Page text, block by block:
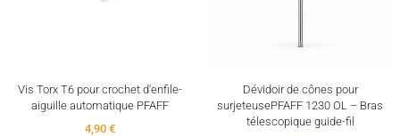
Vis Torx T6 pour crochet d'enfile-
aiguille automatique PFAFF
4,90 €
Dévidoir de cônes pour
surjeteusePFAFF 1230 OL – Bras
télescopique guide-fil